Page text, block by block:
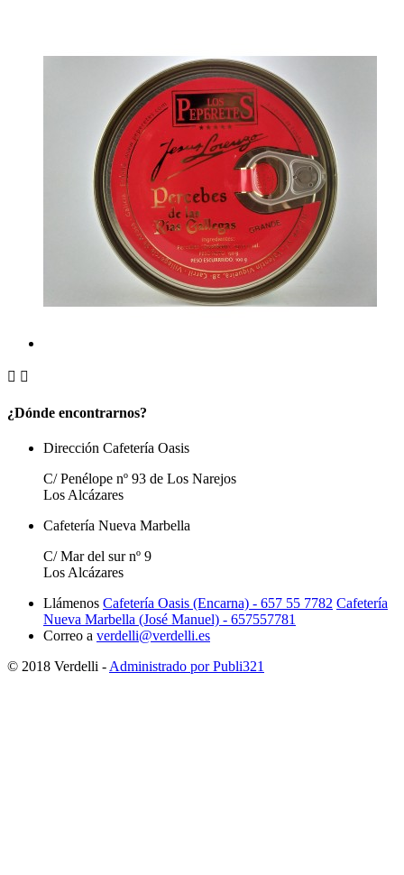
 
¿Dónde encontrarnos?
Dirección Cafetería Oasis
C/ Penélope nº 93 de Los Narejos
Los Alcázares
Cafetería Nueva Marbella
C/ Mar del sur nº 9
Los Alcázares
Llámenos Cafetería Oasis (Encarna) - 657 55 7782 Cafetería
Nueva Marbella (José Manuel) - 657557781
Correo a verdelli@verdelli.es
© 2018 Verdelli - Administrado por Publi321